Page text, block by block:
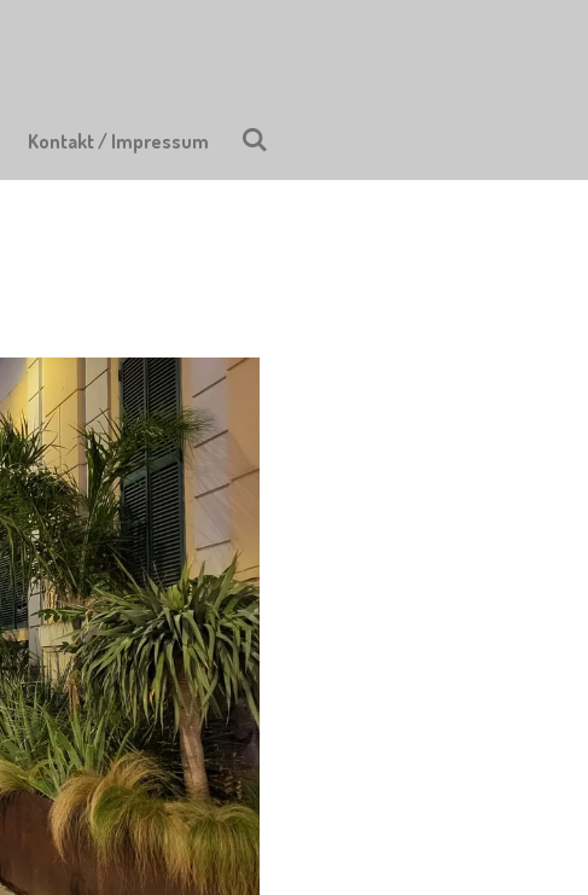
Kontakt / Impressum